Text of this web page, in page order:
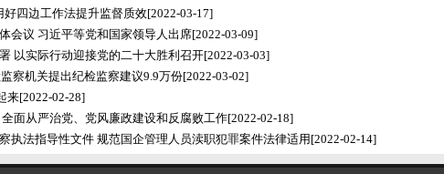
四边工作法提升监督质效[2022-03-17]
会议 习近平等党和国家领导人出席[2022-03-09]
以实际行动迎接党的二十大胜利召开[2022-03-03]
察机关提出纪检监察建议9.9万份[2022-03-02]
来[2022-02-28]
面从严治党、党风廉政建设和反腐败工作[2022-02-18]
执法指导性文件 规范国企管理人员渎职犯罪案件法律适用 [2022-02-14]